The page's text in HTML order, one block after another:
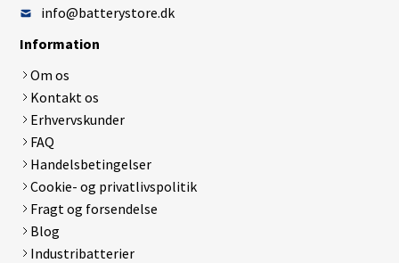
info@batterystore.dk
Information
Om os
Kontakt os
Erhvervskunder
FAQ
Handelsbetingelser
Cookie- og privatlivspolitik
Fragt og forsendelse
Blog
Industribatterier